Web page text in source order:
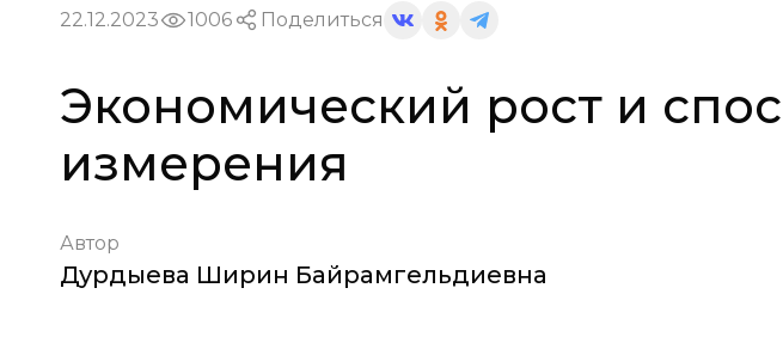
22.12.2023 1006 Поделиться
Экономический рост и
измерения
Автор
Дурдыева Ширин Байрамгельдиевна